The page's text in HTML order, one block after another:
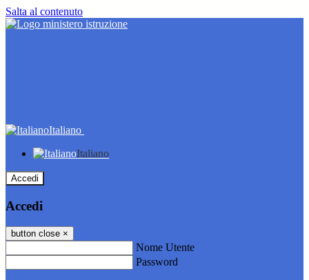
Salta al contenuto
Italiano
Italiano
Accedi
Accedi
button close ×
Nome Utente
Password